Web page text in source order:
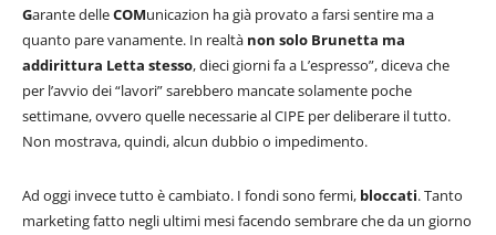
Garante delleCOMunicazion ha già provato a farsi sentire ma a
quanto pare vanamente. In realtà non solo Brunetta ma
addirittura Letta stesso, dieci giorni fa a L’espresso”, diceva che
per l’avvio dei “lavori” sarebbero mancate solamente poche
settimane, ovvero quelle necessarie al CIPE per deliberare il tutto.
Non mostrava, quindi, alcun dubbio o impedimento.
Ad oggi invece tutto è cambiato. I fondi sono fermi, bloccati. Tanto
marketing fatto negli ultimi mesi facendo sembrare che da un giorno